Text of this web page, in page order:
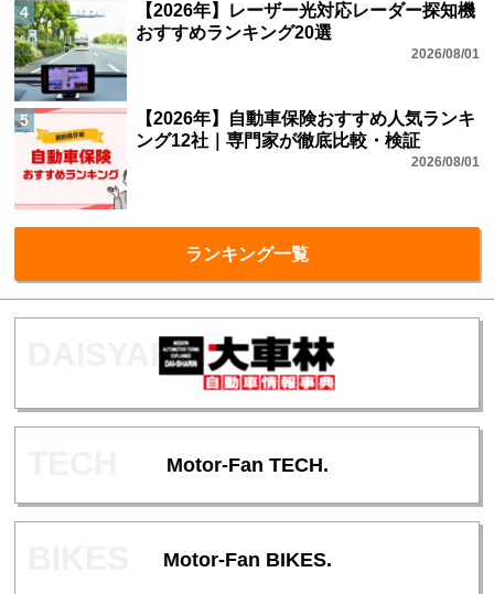
4
【2026年】レーザー光対応レーダー探知機
おすすめランキング20選
2026/08/01
5
【2026年】自動車保険おすすめ人気ランキ
ング12社｜専門家が徹底比較・検証
2026/08/01
ランキング一覧
Motor-Fan TECH.
Motor-Fan BIKES.